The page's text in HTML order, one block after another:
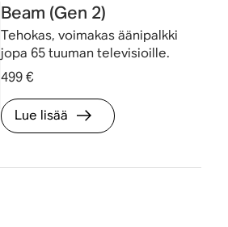
Beam (Gen 2)
Tehokas, voimakas äänipalkki
jopa 65 tuuman televisioille.
499 €
Lue lisää